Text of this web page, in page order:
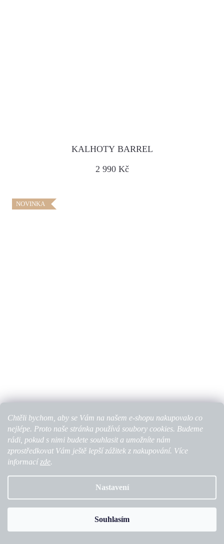
Chtěli bychom, aby se Vám na našem e-shopu nakupovalo co
nejlépe. Proto naše stránka používá soubory cookies. Budeme
rádi, pokud s nimi budete souhlasit a umožníte nám
zprostředkovat Vám ještě lepší zážitek z nakupování. Více
informací zde.
Nastavení
Souhlasím
KALHOTY BARREL
2 990 Kč
NOVINKA
ŠATY MARRON
3 790 Kč